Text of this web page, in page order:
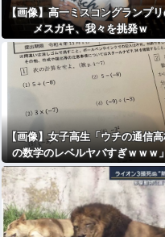
【画像】高一ミスコングランプ
メスガキ、我々を挑発ｗ
【画像】女子高生「ウチの通信
の数学のレベルヤバすぎｗｗｗ」